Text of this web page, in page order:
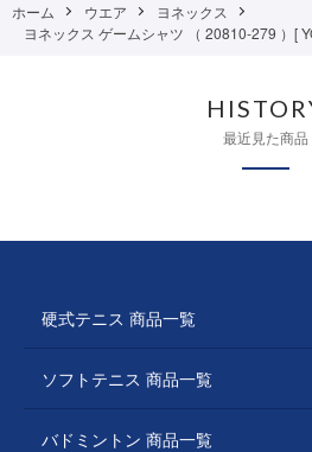
ホーム ウエア
ヨネックス
ヨネックス ゲームシャツ （ 20810-279 ）[
最近見た商品
硬式テニス 商品一覧
ソフトテニス 商品一覧
バドミントン 商品一覧